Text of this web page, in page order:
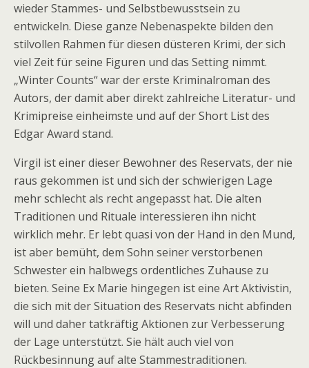
wieder Stammes- und Selbstbewusstsein zu
entwickeln. Diese ganze Nebenaspekte bilden den
stilvollen Rahmen für diesen düsteren Krimi, der sich
viel Zeit für seine Figuren und das Setting nimmt.
„Winter Counts“ war der erste Kriminalroman des
Autors, der damit aber direkt zahlreiche Literatur- und
Krimipreise einheimste und auf der Short List des
Edgar Award stand.
Virgil ist einer dieser Bewohner des Reservats, der nie
raus gekommen ist und sich der schwierigen Lage
mehr schlecht als recht angepasst hat. Die alten
Traditionen und Rituale interessieren ihn nicht
wirklich mehr. Er lebt quasi von der Hand in den Mund,
ist aber bemüht, dem Sohn seiner verstorbenen
Schwester ein halbwegs ordentliches Zuhause zu
bieten. Seine Ex Marie hingegen ist eine Art Aktivistin,
die sich mit der Situation des Reservats nicht abfinden
will und daher tatkräftig Aktionen zur Verbesserung
der Lage unterstützt. Sie hält auch viel von
Rückbesinnung auf alte Stammestraditionen.